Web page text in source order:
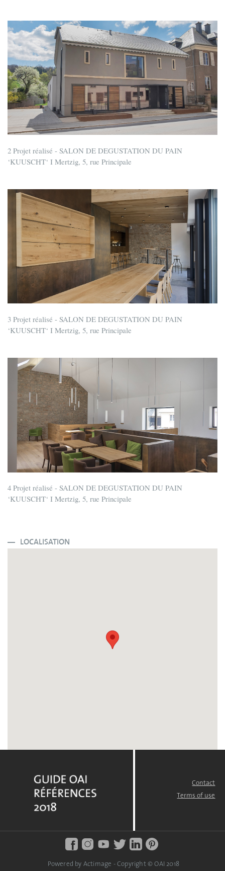
2 Projet réalisé - SALON DE DEGUSTATION DU PAIN
‘KUUSCHT‘ I Mertzig, 5, rue Principale
3 Projet réalisé - SALON DE DEGUSTATION DU PAIN
‘KUUSCHT‘ I Mertzig, 5, rue Principale
4 Projet réalisé - SALON DE DEGUSTATION DU PAIN
‘KUUSCHT‘ I Mertzig, 5, rue Principale
LOCALISATION
Contact
Terms of use
Powered by Actimage - Copyright © OAI 2018